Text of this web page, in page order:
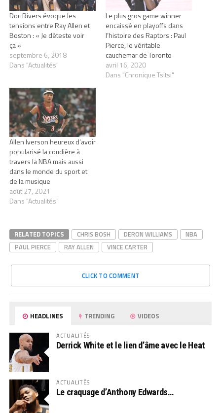
Doc Rivers évoque les
tensions entre Ray Allen et
Boston : « Je déteste voir
ça »
septembre 6, 2018
Dans "Actualités"
Le plus gros game winner
encaissé en playoffs dans
l’histoire des Raptors : Paul
Pierce, le véritable
cauchemar de Toronto
avril 16, 2020
Dans "Chronique Tsitsi"
Allen Iverson heureux d’avoir
popularisé la coudière à
travers la NBA mais aussi
dans le monde du sport et
de la musique
août 27, 2021
Dans "Actualités"
RELATED TOPICS CHRIS BOSH DERON WILLIAMS
NBA
PAUL PIERCE
RAY ALLEN VINCE CARTER
CLICK TO COMMENT
HEADLINES TRENDING VIDEOS
ACTUALITÉS
Derrick White et le lien d’âme avec le Heat
ACTUALITÉS
Le craquage d’Anthony Edwards…